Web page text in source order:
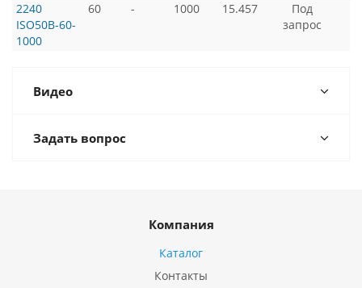
2240
ISO50B-60-
1000
60 - 1000 15.457
Под
запрос
Видео
Задать вопрос
Компания
Каталог
Контакты